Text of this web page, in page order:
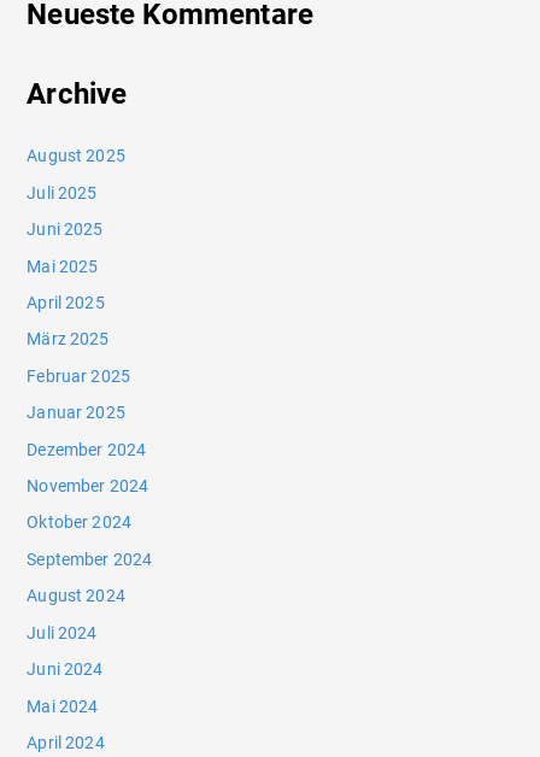
Neueste Kommentare
Archive
August 2025
Juli 2025
Juni 2025
Mai 2025
April 2025
März 2025
Februar 2025
Januar 2025
Dezember 2024
November 2024
Oktober 2024
September 2024
August 2024
Juli 2024
Juni 2024
Mai 2024
April 2024